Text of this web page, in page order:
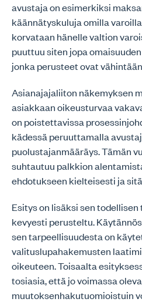
avustaja on esimerkiksi
käännätyskuluja omilla
korvataan hänelle valtion
puuttuu siten jopa
jonka perusteet ovat
Asianajajaliiton näkemyksen
asiakkaan oikeusturvaa
on poistettavissa
kädessä peruuttamalla
puolustajanmääräys. Tämän
suhtautuu palkkion
ehdotukseen kielteisesti ja
Esitys on lisäksi sen
kevyesti perusteltu.
sen tarpeellisuudesta on
valituslupahakemusten
oikeuteen. Toisaalta
tosiasia, että jo voimassa
muutoksenhakutuomioistuin